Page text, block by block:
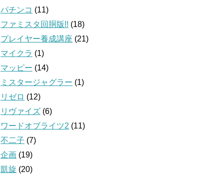
パチンコ (11)
ファミスタ回胴版!! (18)
プレイヤー養成講座 (21)
マイクラ (1)
マッピー (14)
ミスタージャグラー (1)
リゼロ (12)
リヴァイズ (6)
ワードオブライツ2 (11)
不二子 (7)
企画 (19)
凱旋 (20)